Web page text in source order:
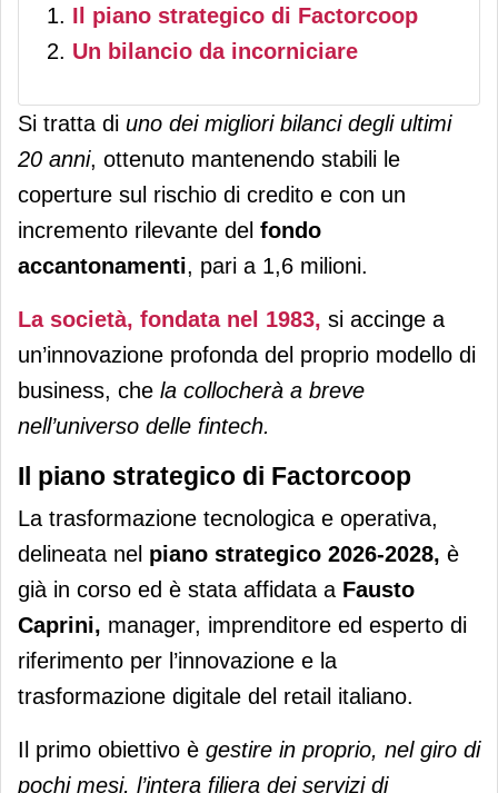
Il piano strategico di Factorcoop
Un bilancio da incorniciare
Si tratta di uno dei migliori bilanci degli ultimi
20 anni, ottenuto mantenendo stabili le
coperture sul rischio di credito e con un
incremento rilevante del fondo
accantonamenti, pari a 1,6 milioni.
La società, fondata nel 1983, si accinge a
un’innovazione profonda del proprio modello di
business, che la collocherà a breve
nell’universo delle fintech.
Il piano strategico di Factorcoop
La trasformazione tecnologica e operativa,
delineata nel piano strategico 2026-2028, è
già in corso ed è stata affidata a Fausto
Caprini, manager, imprenditore ed esperto di
riferimento per l’innovazione e la
trasformazione digitale del retail italiano.
Il primo obiettivo è gestire in proprio, nel giro di
pochi mesi, l’intera filiera dei servizi di